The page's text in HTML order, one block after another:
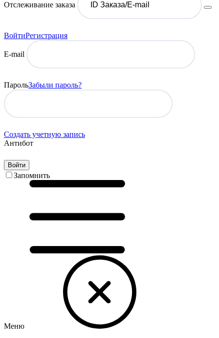
Отслеживание заказа
ВойтиРегистрация
E-mail
ПарольЗабыли пароль?
Создать учетную запись
Антибот
Войти
Запомнить
Меню